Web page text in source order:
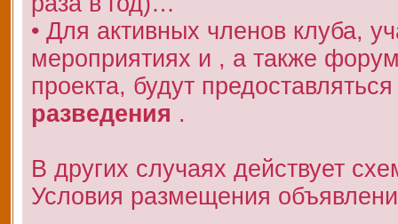
• Для активных членов клуба,
мероприятиях и , а также
проекта, будут
разведения .
В других случаях действует
Условия размещения